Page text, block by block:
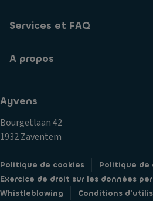
Services et FAQ
A propos
Ayvens
Bourgetlaan 42
1932 Zaventem
Politique de cookies
Politique
Exercice de droit sur les données
Whistleblowing
Conditions